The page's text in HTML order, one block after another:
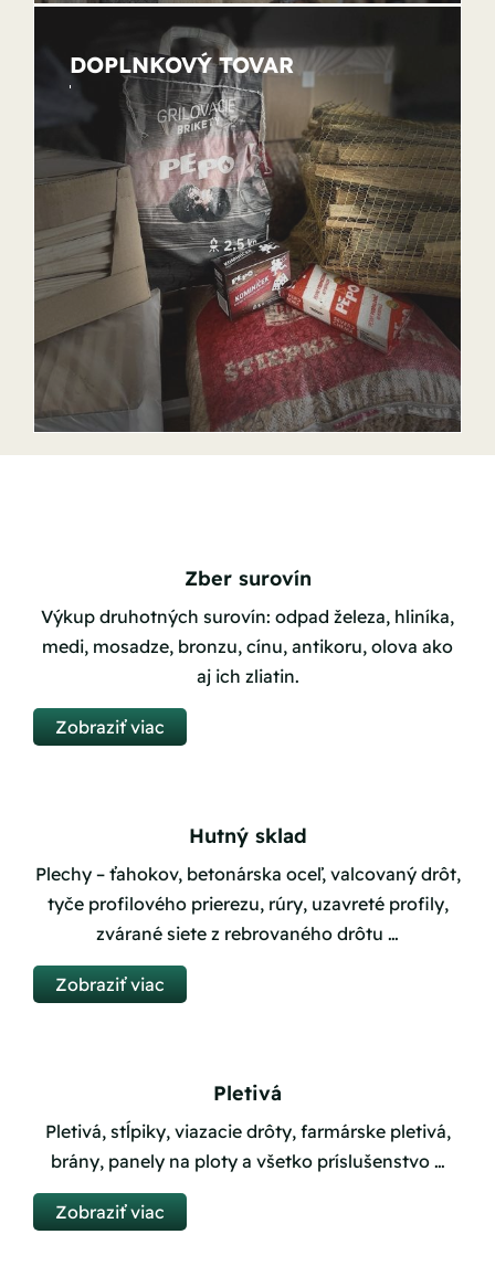
DOPLNKOVÝ TOVAR
Zber surovín
Výkup druhotných surovín: odpad železa, hliníka,
medi, mosadze, bronzu, cínu, antikoru, olova ako
aj ich zliatin.
Zobraziť viac
Hutný sklad
Plechy – ťahokov, betonárska oceľ, valcovaný drôt,
tyče profilového prierezu, rúry, uzavreté profily,
zvárané siete z rebrovaného drôtu …
Zobraziť viac
Pletivá
Pletivá, stĺpiky, viazacie drôty, farmárske pletivá,
brány, panely na ploty a všetko príslušenstvo …
Zobraziť viac